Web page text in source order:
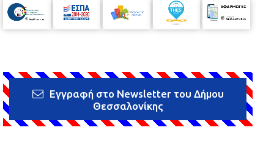
Εγγραφή στο Newsletter του Δήμου
Θεσσαλονίκης